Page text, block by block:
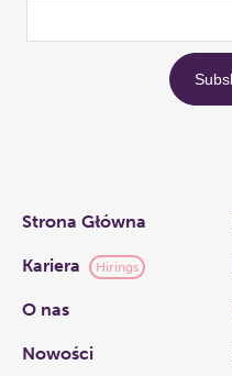
Links
Strona Główna
Kariera Hirings
O nas​
Nowości